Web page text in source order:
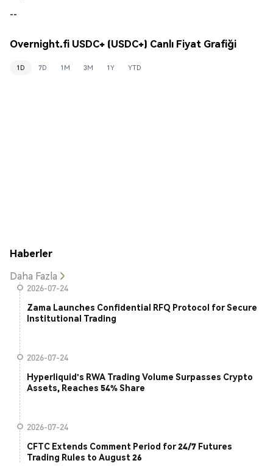
--
Overnight.fi USDC+ (USDC+) Canlı Fiyat Grafiği
1D 7D 1M 3M 1Y YTD
Haberler
Daha Fazla
2026-07-24
Zama Launches Confidential RFQ Protocol for Secure
Institutional Trading
2026-07-24
Hyperliquid's RWA Trading Volume Surpasses Crypto
Assets, Reaches 54% Share
2026-07-24
CFTC Extends Comment Period for 24/7 Futures
Trading Rules to August 26